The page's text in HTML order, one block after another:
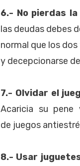
6.- No pierdas la
las deudas debes
normal que los
y decepcionarse
7.- Olvidar el
Acaricia su
de juegos
8.- Usar